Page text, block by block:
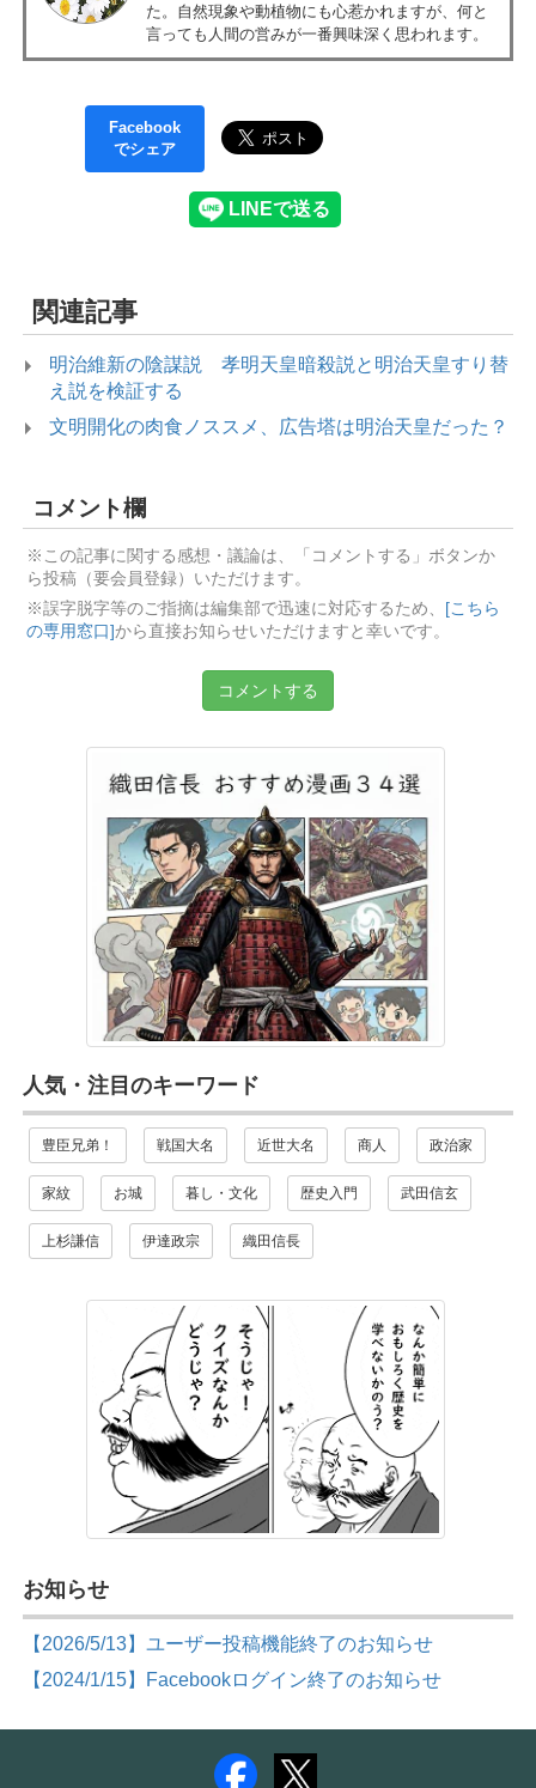
た。自然現象や動植物にも心惹かれますが、何と
言っても人間の営みが一番興味深く思われます。
Facebook
でシェア
関連記事
明治維新の陰謀説 孝明天皇暗殺説と明治天皇すり替
え説を検証する
文明開化の肉食ノススメ、広告塔は明治天皇だった？
コメント欄
※この記事に関する感想・議論は、「コメントする」ボタンか
ら投稿（要会員登録）いただけます。
※誤字脱字等のご指摘は編集部で迅速に対応するため、 [こちら
の専用窓口]から直接お知らせいただけますと幸いです。
コメントする
人気・注目のキーワード
豊臣兄弟！ 戦国大名 近世大名 商人 政治家
家紋 お城 暮し・文化 歴史入門 武田信玄
上杉謙信 伊達政宗 織田信長
お知らせ
【2026/5/13】ユーザー投稿機能終了のお知らせ
【2024/1/15】Facebookログイン終了のお知らせ